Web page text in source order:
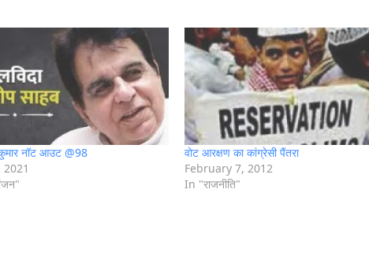
नॉट आउट @98
2021
वोट आरक्षण का कांग्रेसी पैंतरा
February 7, 2012
In "राजनीति"